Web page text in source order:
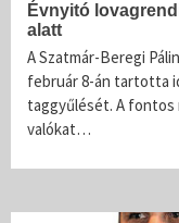
Évnyitó
alatt
A Szatmár-Beregi
február 8-án tartotta
taggyűlését. A fontos
valókat…